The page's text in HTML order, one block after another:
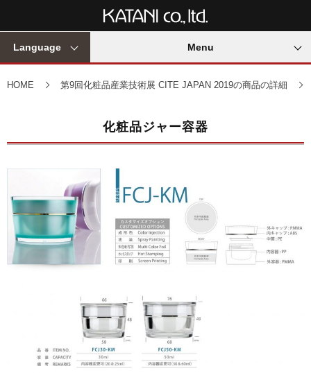
Language Menu
HOME 第9回化粧品産業技術展 CITE JAPAN 2019の商品の詳細
化粧品ジャー容器